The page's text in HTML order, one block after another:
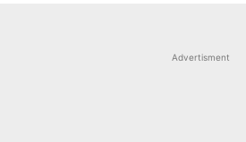
Advertisment